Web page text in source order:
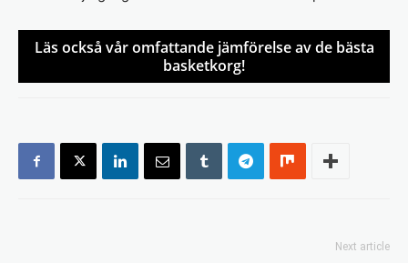
Läs också vår omfattande jämförelse av de bästa
basketkorg!
Next article